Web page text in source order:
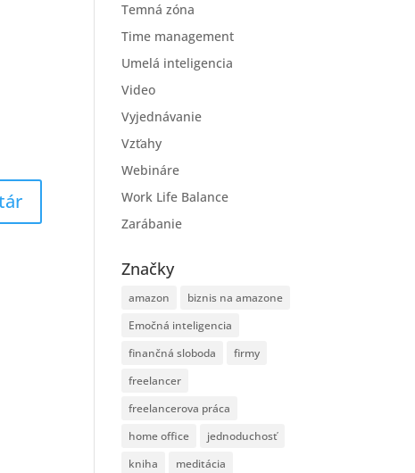
Temná zóna
Time management
Umelá inteligencia
Video
Vyjednávanie
Vzťahy
Webináre
Work Life Balance
Zarábanie
Značky
amazon
biznis na amazone
Emočná inteligencia
finančná sloboda
firmy
freelancer
freelancerova práca
home office
jednoduchosť
kniha
meditácia